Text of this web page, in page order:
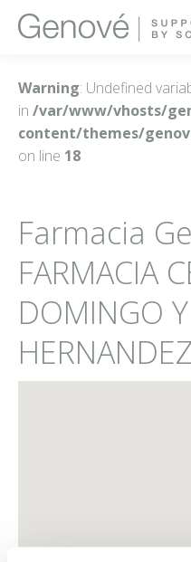
Warning: Undefined
in /var/www/vhosts/
content/themes/
on line 18
Farmacia
FARMACIA
DOMINGO
HERNANDEZ